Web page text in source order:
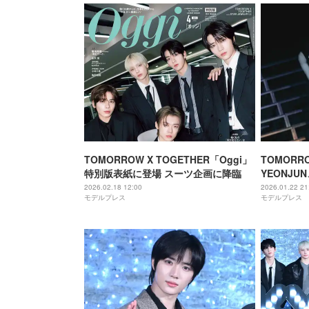
TOMORROW X TOGETHER「Oggi」
特別版表紙に登場 スーツ企画に降臨
2026.02.18 12:00
モデルプレス
ァンざわ
する」＜
2026.01.22
モデルプレス